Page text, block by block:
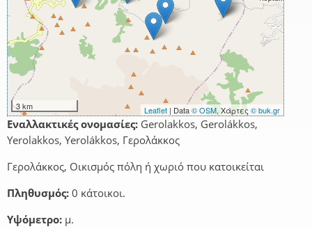
3 km Leaflet | Data© OSM, Χάρτες © buk.gr
Εναλλακτικές ονομασίες: Gerolakkos, Gerolákkos,
Yerolakkos, Yerolákkos, Γερολάκκος
Γερολάκκος, Οικισμός πόλη ή χωριό που κατοικείται
Πληθυσμός: 0 κάτοικοι.
Υψόμετρο: μ.